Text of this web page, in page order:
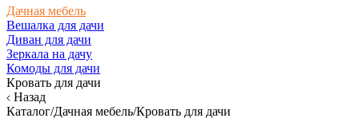
Дачная мебель
Вешалка для дачи
Диван для дачи
Зеркала на дачу
Комоды для дачи
Кровать для дачи
Назад
Каталог/Дачная мебель/Кровать для дачи